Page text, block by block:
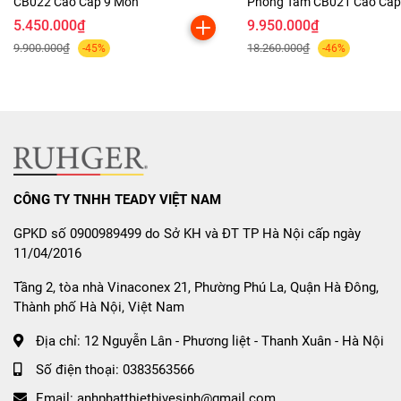
Kính phản chiếu sắc nét, tráng bạc chống ố
6️⃣Vắt khăn giàn inox 304 cao
cấp
Inox 304 chống gỉ, chịu lực tốt, sử dụng bền lâu
Thiết kế 2 tầng – tiện lợi, tiết kiệm không gian
7️⃣Lô giấy hở chống nước cao
cấp
📄
5.450.000₫
9.900.000₫ -45%
9.950.000₫
18.260.000₫ -46%
CÔNG TY TNHH TEADY VIỆT NAM
GPKD số 0900989499 do Sở KH và ĐT TP Hà Nội cấp ngày
11/04/2016
Tầng 2, tòa nhà Vinaconex 21, Phường Phú La, Quận Hà Đông,
Thành phố Hà Nội, Việt Nam
Địa chỉ: 12 Nguyễn Lân - Phương liệt - Thanh Xuân - Hà Nội
Số điện thoại: 0383563566